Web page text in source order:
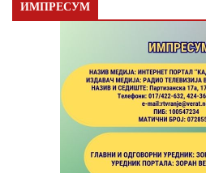
ИМПРЕСУМ